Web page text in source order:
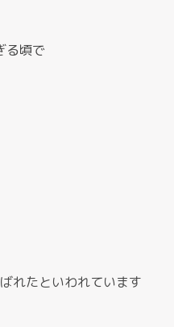
る頃で
れたといわれています